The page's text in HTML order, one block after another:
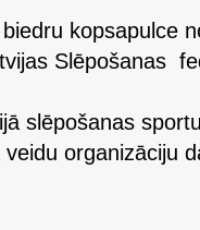
kopsapulce
Slēpošanas
slēpošanas
organizāciju